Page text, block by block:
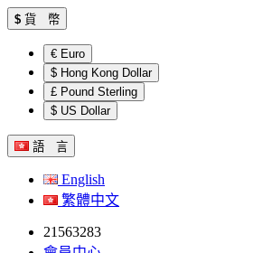
$ 貨 幣
€ Euro
$ Hong Kong Dollar
£ Pound Sterling
$ US Dollar
語 言
English
繁體中文
21563283